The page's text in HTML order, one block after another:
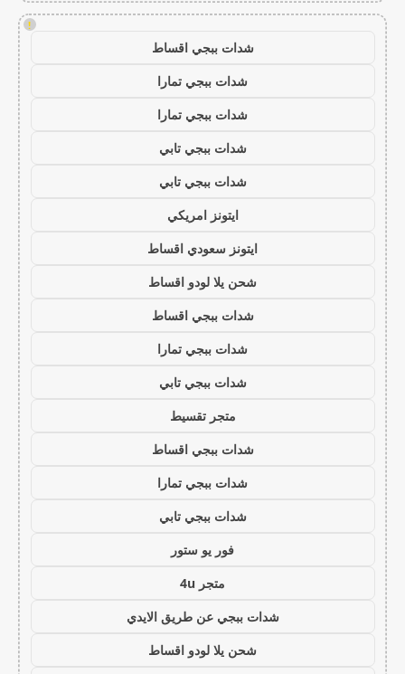
!
شدات ببجي اقساط
شدات ببجي تمارا
شدات ببجي تمارا
شدات ببجي تابي
شدات ببجي تابي
ايتونز امريكي
ايتونز سعودي اقساط
شحن يلا لودو اقساط
شدات ببجي اقساط
شدات ببجي تمارا
شدات ببجي تابي
متجر تقسيط
شدات ببجي اقساط
شدات ببجي تمارا
شدات ببجي تابي
فور يو ستور
متجر 4u
شدات ببجي عن طريق الايدي
شحن يلا لودو اقساط